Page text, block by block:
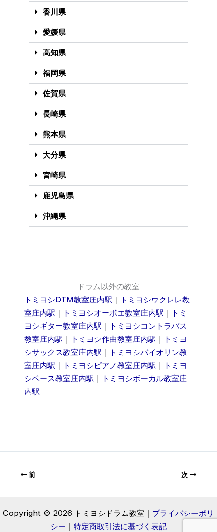
香川県
愛媛県
高知県
福岡県
佐賀県
長崎県
熊本県
大分県
宮崎県
鹿児島県
沖縄県
ドラム以外の教室
トミヨシDTM教室庄内駅 ｜ トミヨシウクレレ教
室庄内駅 ｜ トミヨシオーボエ教室庄内駅 ｜ トミ
ヨシギター教室庄内駅 ｜ トミヨシコントラバス
教室庄内駅 ｜ トミヨシ作曲教室庄内駅 ｜ トミヨ
シサックス教室庄内駅 ｜ トミヨシバイオリン教
室庄内駅 ｜ トミヨシピアノ教室庄内駅 ｜ トミヨ
シベース教室庄内駅 ｜ トミヨシボーカル教室庄
内駅
前 次
Copyright © 2026 トミヨシドラム教室｜ プライバシーポリ
シー ｜ 特定商取引法に基づく表記